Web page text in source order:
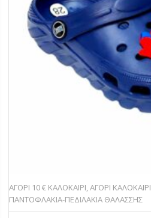
ΑΓΟΡΙ 10 € ΚΑΛΟΚΑΙΡΙ,ΑΓΟΡΙ ΚΑΛΟΚΑΙΡΙ
ΠΑΝΤOΦΛΑΚΙΑ-ΠΕΔΙΛΑΚΙA ΘΑΛΑΣΣΗΣ